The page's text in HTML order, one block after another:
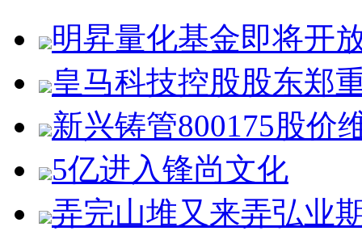
明昇量化基金即将开
皇马科技控股股东郑
新兴铸管800175股价
5亿进入锋尚文化
弄完山堆又来弄弘业